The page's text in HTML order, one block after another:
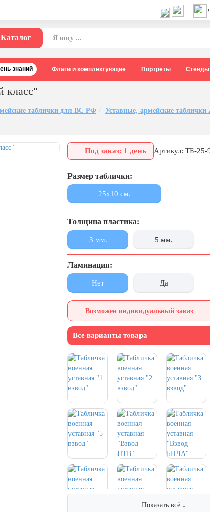
Каталог
знаний Флаги и комплектующие Портреты Стенды
класс"
таблички для ВС РФ
Уставные, армейские
Под заказ: 1 день Артикул: ТБ-25-
Размер таблички:
25x10 см.
Толщина пластика:
3 мм. 5 мм.
Ламинация:
Нет Да
Возможен индивидуальный заказ
Все варианты товара
Показать всё ↓